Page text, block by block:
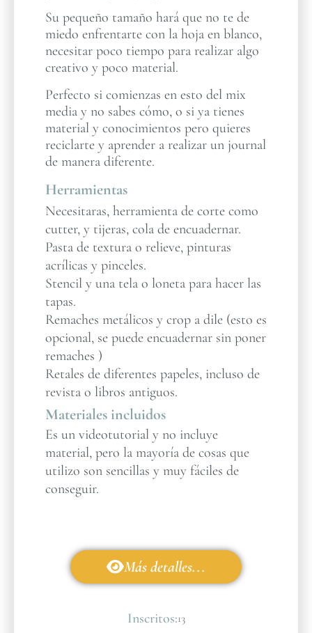
Su pequeño tamaño hará que no te de
miedo enfrentarte con la hoja en blanco,
necesitar poco tiempo para realizar algo
creativo y poco material.
Perfecto si comienzas en esto del mix
media y no sabes cómo, o si ya tienes
material y conocimientos pero quieres
reciclarte y aprender a realizar un journal
de manera diferente.
Herramientas
Necesitaras, herramienta de corte como
cutter, y tijeras, cola de encuadernar.
Pasta de textura o relieve, pinturas
acrílicas y pinceles.
Stencil y una tela o loneta para hacer las
tapas.
Remaches metálicos y crop a dile (esto es
opcional, se puede encuadernar sin poner
remaches )
Retales de diferentes papeles, incluso de
revista o libros antiguos.
Materiales incluidos
Es un videotutorial y no incluye
material, pero la mayoría de cosas que
utilizo son sencillas y muy fáciles de
conseguir.
Más detalles...
Inscritos:13